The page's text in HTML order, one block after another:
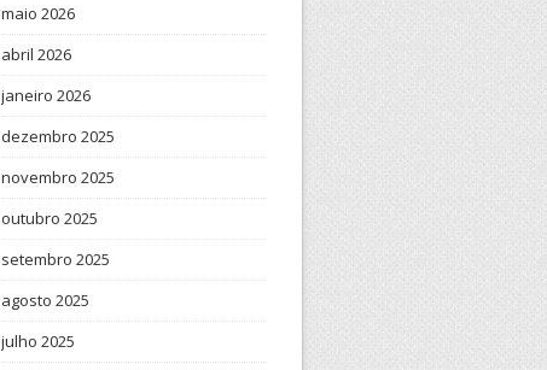
maio 2026
abril 2026
janeiro 2026
dezembro 2025
novembro 2025
outubro 2025
setembro 2025
agosto 2025
julho 2025